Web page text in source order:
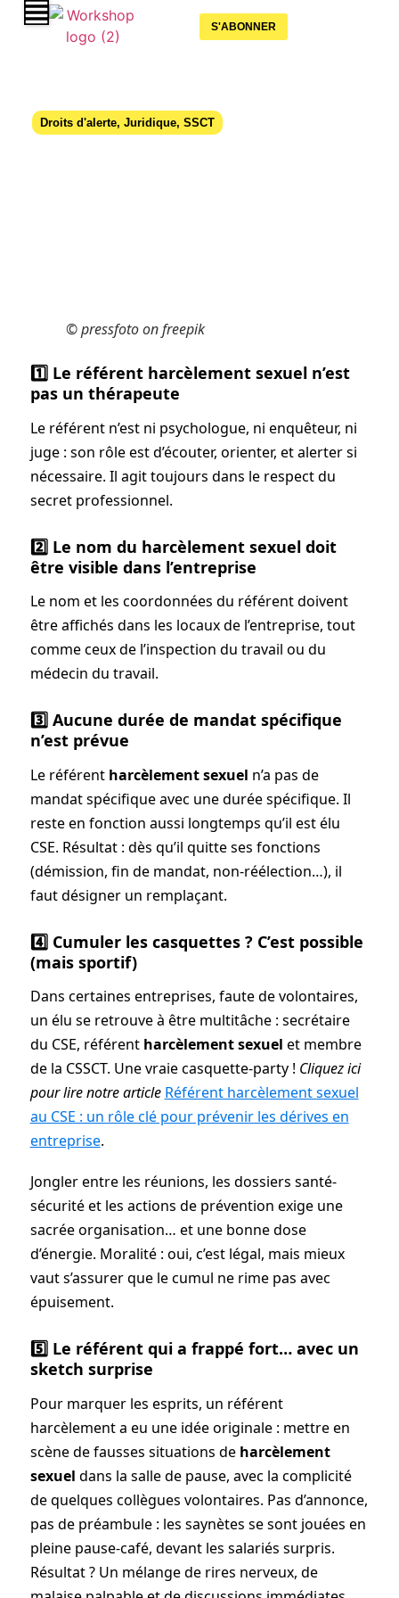
S'ABONNER
Droits d'alerte, Juridique, SSCT
© pressfoto on freepik
1️⃣ Le référent harcèlement sexuel n’est
pas un thérapeute
Le référent n’est ni psychologue, ni enquêteur, ni
juge : son rôle est d’écouter, orienter, et alerter si
nécessaire. Il agit toujours dans le respect du
secret professionnel.
2️⃣ Le nom du harcèlement sexuel doit
être visible dans l’entreprise
Le nom et les coordonnées du référent doivent
être affichés dans les locaux de l’entreprise, tout
comme ceux de l’inspection du travail ou du
médecin du travail.
3️⃣ Aucune durée de mandat spécifique
n’est prévue
Le référentharcèlement sexuel n’a pas de
mandat spécifique avec une durée spécifique. Il
reste en fonction aussi longtemps qu’il est élu
CSE. Résultat : dès qu’il quitte ses fonctions
(démission, fin de mandat, non-réélection…), il
faut désigner un remplaçant.
4️⃣ Cumuler les casquettes ? C’est possible
(mais sportif)
Dans certaines entreprises, faute de volontaires,
un élu se retrouve à être multitâche : secrétaire
du CSE, référentharcèlement sexuel et membre
de la CSSCT. Une vraie casquette-party ! Cliquez ici
pour lire notre article Référent harcèlement sexuel
au CSE : un rôle clé pour prévenir les dérives en
entreprise.
Jongler entre les réunions, les dossiers santé-
sécurité et les actions de prévention exige une
sacrée organisation… et une bonne dose
d’énergie. Moralité : oui, c’est légal, mais mieux
vaut s’assurer que le cumul ne rime pas avec
épuisement.
5️⃣ Le référent qui a frappé fort… avec un
sketch surprise
Pour marquer les esprits, un référent
harcèlement a eu une idée originale : mettre en
scène de fausses situations deharcèlement
sexuel dans la salle de pause, avec la complicité
de quelques collègues volontaires. Pas d’annonce,
pas de préambule : les saynètes se sont jouées en
pleine pause-café, devant les salariés surpris.
Résultat ? Un mélange de rires nerveux, de